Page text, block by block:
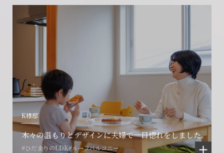
K様邸
木々の温もりとデザインに夫婦で一目惚れをしました。
#ひだまりのLDK#ルーフバルコニー